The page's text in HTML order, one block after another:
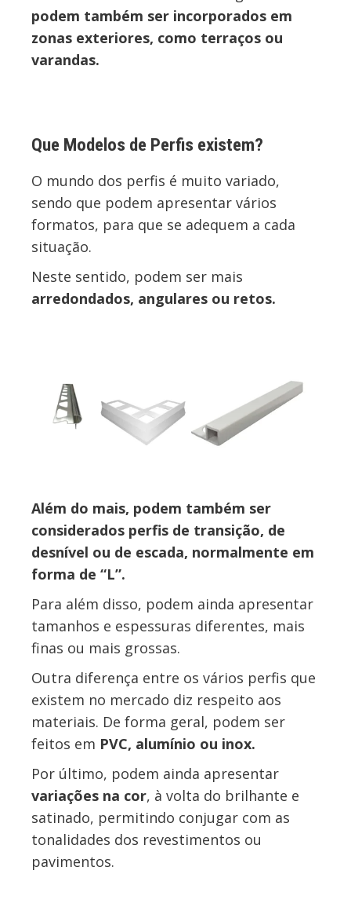
podem também ser incorporados em
zonas exteriores, como terraços ou
varandas.
Que Modelos de Perfis existem?
O mundo dos perfis é muito variado,
sendo que podem apresentar vários
formatos, para que se adequem a cada
situação.
Neste sentido, podem ser mais
arredondados, angulares ou retos.
Além do mais, podem também ser
considerados perfis de transição, de
desnível ou de escada, normalmente em
forma de “L”.
Para além disso, podem ainda apresentar
tamanhos e espessuras diferentes, mais
finas ou mais grossas.
Outra diferença entre os vários perfis que
existem no mercado diz respeito aos
materiais. De forma geral, podem ser
feitos em PVC, alumínio ou inox.
Por último, podem ainda apresentar
variações na cor, à volta do brilhante e
satinado, permitindo conjugar com as
tonalidades dos revestimentos ou
pavimentos.